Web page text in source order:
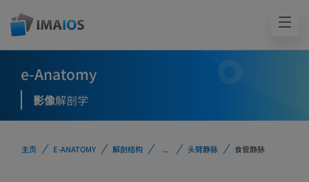
e-Anatomy
影像解剖学
主页 E-ANATOMY 解剖结构 ... 头臂静脉 食管静脉